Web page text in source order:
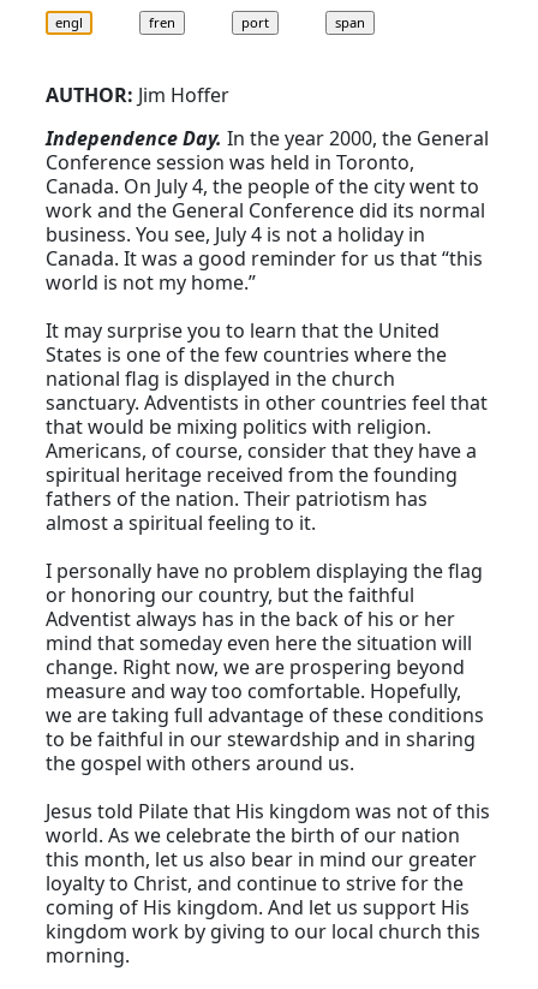
AUTHOR: Jim Hoffer
Independence Day. In the year 2000, the General
Conference session was held in Toronto,
Canada. On July 4, the people of the city went to
work and the General Conference did its normal
business. You see, July 4 is not a holiday in
Canada. It was a good reminder for us that “this
world is not my home.”
It may surprise you to learn that the United
States is one of the few countries where the
national flag is displayed in the church
sanctuary. Adventists in other countries feel that
that would be mixing politics with religion.
Americans, of course, consider that they have a
spiritual heritage received from the founding
fathers of the nation. Their patriotism has
almost a spiritual feeling to it.
I personally have no problem displaying the flag
or honoring our country, but the faithful
Adventist always has in the back of his or her
mind that someday even here the situation will
change. Right now, we are prospering beyond
measure and way too comfortable. Hopefully,
we are taking full advantage of these conditions
to be faithful in our stewardship and in sharing
the gospel with others around us.
Jesus told Pilate that His kingdom was not of this
world. As we celebrate the birth of our nation
this month, let us also bear in mind our greater
loyalty to Christ, and continue to strive for the
coming of His kingdom. And let us support His
kingdom work by giving to our local church this
morning.